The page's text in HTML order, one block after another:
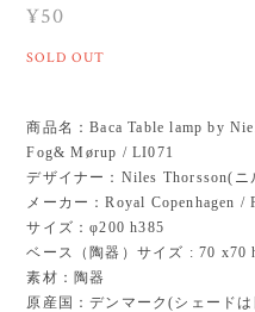
¥50
SOLD OUT
商品名：Baca Table lamp by
Fog& Mørup / LI071
デザイナー：Niles Thorsson(ニ
メーカー：Royal Copenhagen /
サイズ：φ200 h385
ベース（陶器）サイズ : 70 x70
素材：陶器
原産国：デンマーク(シェード